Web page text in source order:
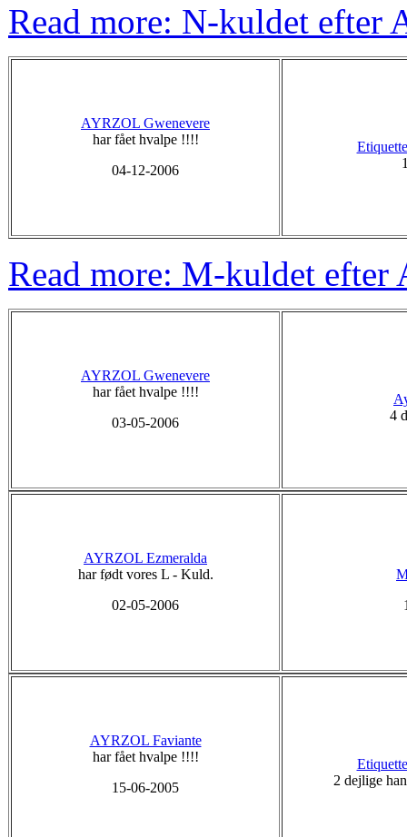
Read more: N-kuldet efter
AYRZOL Gwenevere
har fået hvalpe !!!!
04-12-2006
Read more: M-kuldet efter
AYRZOL Gwenevere
har fået hvalpe !!!!
03-05-2006
4
AYRZOL Ezmeralda
har født vores L - Kuld.
02-05-2006
AYRZOL Faviante
har fået hvalpe !!!!
15-06-2005
2 dejlige